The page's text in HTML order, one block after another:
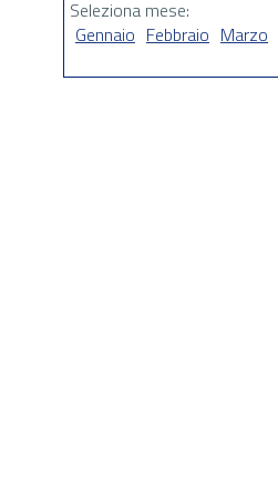
Seleziona mese:
Gennaio Febbraio Marzo